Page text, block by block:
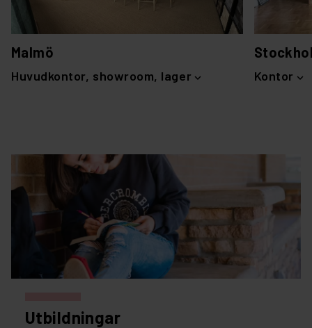
Malmö
Huvudkontor, showroom, lager Kontor
Utbildningar